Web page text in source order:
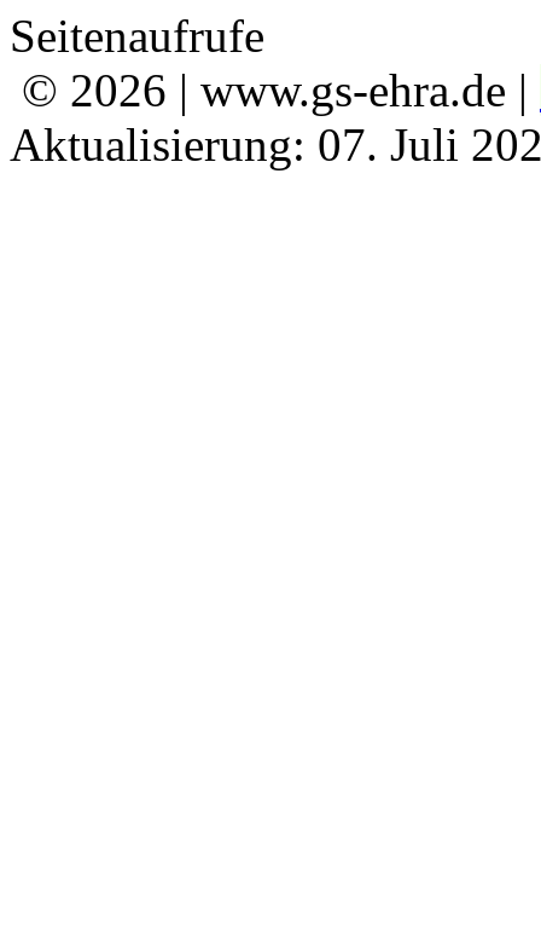
Seitenaufrufe
© 2026 | www.gs-ehra.de |
Aktualisierung: 07. Juli